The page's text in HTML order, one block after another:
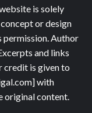
is solely
or design
permission. Author
and links
credit is given to
with
original content.